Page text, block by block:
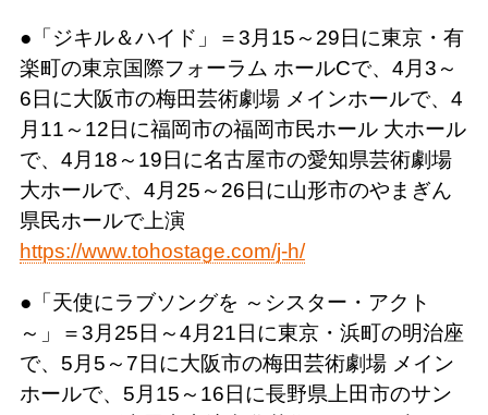
●「ジキル＆ハイド」＝3月15～29日に東京・有
楽町の東京国際フォーラム ホールCで、4月3～
6日に大阪市の梅田芸術劇場 メインホールで、4
月11～12日に福岡市の福岡市民ホール 大ホール
で、4月18～19日に名古屋市の愛知県芸術劇場
大ホールで、4月25～26日に山形市のやまぎん
県民ホールで上演
https://www.tohostage.com/j-h/
●「天使にラブソングを ～シスター・アクト
～」＝3月25日～4月21日に東京・浜町の明治座
で、5月5～7日に大阪市の梅田芸術劇場 メイン
ホールで、5月15～16日に長野県上田市のサン